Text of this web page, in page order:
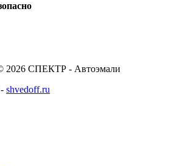
2026 СПЕКТР - Автоэмали
shvedoff.ru